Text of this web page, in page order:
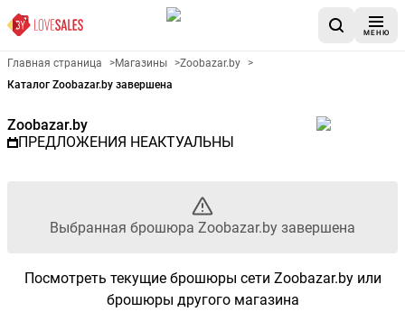
МЕНЮ
Рекламный листовой
Главная страница >Магазины >Zoobazar.by >
Каталог Zoobazar.by завершена
Zoobazar.by
ПРЕДЛОЖЕНИЯ НЕАКТУАЛЬНЫ
Выбранная брошюра Zoobazar.by завершена
Посмотреть текущие брошюры сети Zoobazar.by или
брошюры другого магазина